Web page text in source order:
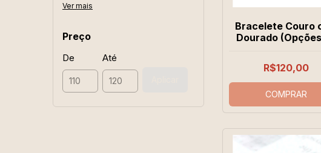
Ver mais
Preço
De Até
Bracelete Couro
Dourado (Opções
R$120,00
COMPRAR